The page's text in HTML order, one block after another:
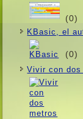
(0)
KBasic, el
(0)
Vivir con